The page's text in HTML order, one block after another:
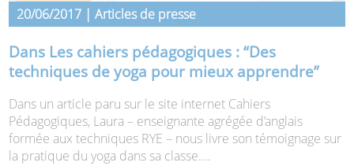
20/06/2017 | Articles de presse
Dans Les cahiers pédagogiques : “Des
techniques de yoga pour mieux apprendre”
Dans un article paru sur le site internet Cahiers
Pédagogiques, Laura – enseignante agrégée d’anglais
formée aux techniques RYE – nous livre son témoignage sur
la pratique du yoga dans sa classe....